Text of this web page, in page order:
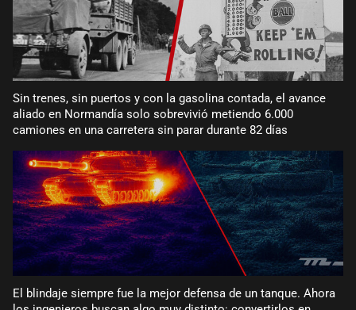
Sin trenes, sin puertos y con la gasolina contada, el avance
aliado en Normandía solo sobrevivió metiendo 6.000
camiones en una carretera sin parar durante 82 días
El blindaje siempre fue la mejor defensa de un tanque. Ahora